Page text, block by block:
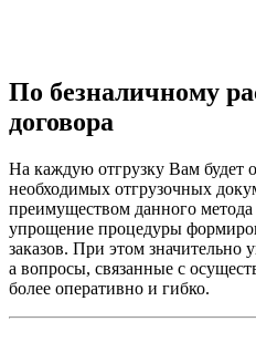
По безналичному
договора
На каждую отгрузку Вам будет
необходимых отгрузочных
преимуществом данного метода
упрощение процедуры
заказов. При этом значительно
а вопросы, связанные с
более оперативно и гибко.